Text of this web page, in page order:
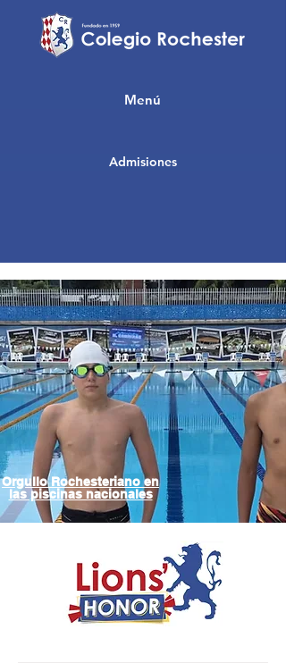
Admisiones
Menú
Orgullo Rochesteriano en
las piscinas nacionales